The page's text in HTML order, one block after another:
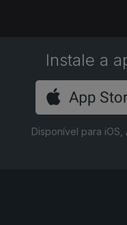
Instale a
Disponível para